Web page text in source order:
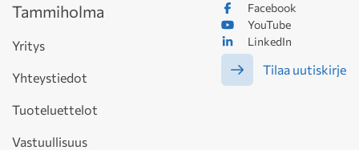
Facebook
YouTube
LinkedIn
Tilaa uutiskirje
Tammiholma
Yritys
Yhteystiedot
Tuoteluettelot
Vastuullisuus